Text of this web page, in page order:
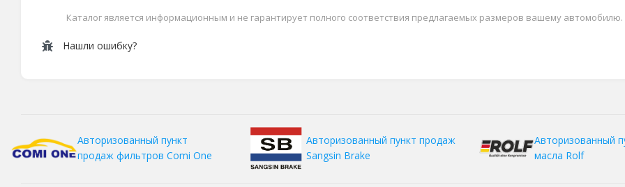
Каталог является информационным и не гарантирует полного соответствия предлагаемых размеров вашему автомобилю.
Нашли ошибку?
Авторизованный пункт
продаж фильтров Comi One
Авторизованный пункт продаж
Sangsin Brake
Авторизованный
масла Rolf